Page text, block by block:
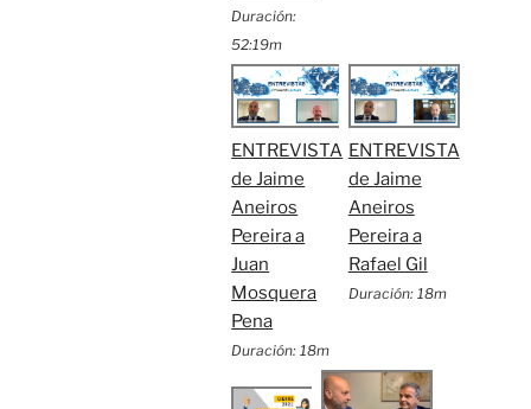
Duración:
52:19m
ENTREVISTA
de Jaime
Aneiros
Pereira a
Juan
Mosquera
Pena
Duración: 18m
ENTREVISTA
de Jaime
Aneiros
Pereira a
Rafael Gil
Duración: 18m